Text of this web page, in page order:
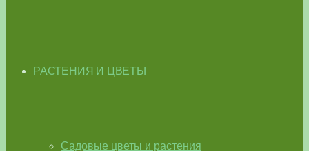
РАСТЕНИЯ И ЦВЕТЫ
Садовые цветы и растения